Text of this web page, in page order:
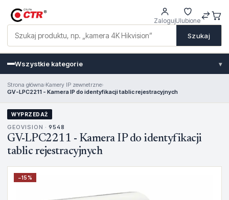
Szukaj
ZalogujUlubione
Wszystkie kategorie ▾
Strona główna›Kamery IP zewnetrzne›
GV-LPC2211 - Kamera IP do identyfikacji tablic rejestracyjnych
WYPRZEDAŻ
GEOVISION · 9548
GV-LPC2211 - Kamera IP do identyfikacji
tablic rejestracyjnych
−15%